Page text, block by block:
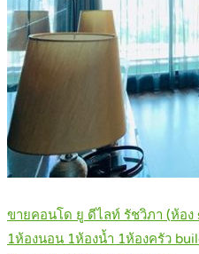
ขายคอนโด ยู ดีไลท์ รัชวิภา (ห้อ
1ห้องนอน 1ห้องน้ำ 1ห้องครัว